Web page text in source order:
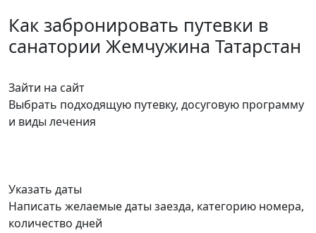
Как забронировать путевки в
санатории Жемчужина Татарстан
Зайти на сайт
Выбрать подходящую путевку, досуговую программу
и виды лечения
Указать даты
Написать желаемые даты заезда, категорию номера,
количество дней